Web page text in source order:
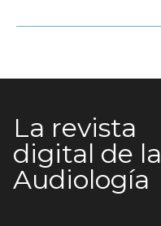
La revista
digital de la
Audiología